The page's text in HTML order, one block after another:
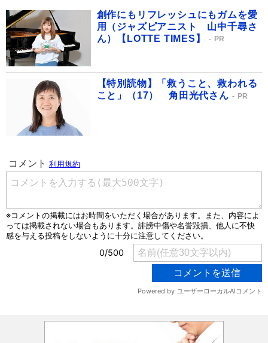
創作にもリフレッシュにもガムを愛
用（ジャズピアニスト 山中千尋さ
ん）【LOTTE TIMES】
PR
【特別読物】「救うこと、救われる
こと」（17） 角田光代さん
PR